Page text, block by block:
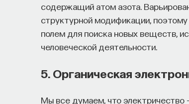
содержащий атом азота.
структурной модификации,
полем для поиска новых веществ,
человеческой деятельности.
5. Органическая
Мы все думаем, что электричество